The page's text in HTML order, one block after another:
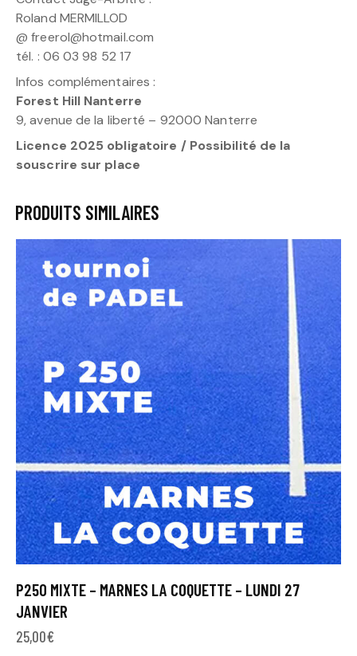
Roland MERMILLOD
@ freerol@hotmail.com
tél. : 06 03 98 52 17
Infos complémentaires :
Forest Hill Nanterre
9, avenue de la liberté – 92000 Nanterre
Licence 2025 obligatoire / Possibilité de la
souscrire sur place
PRODUITS SIMILAIRES
P250 MIXTE – MARNES LA COQUETTE – LUNDI 27
JANVIER
25,00€